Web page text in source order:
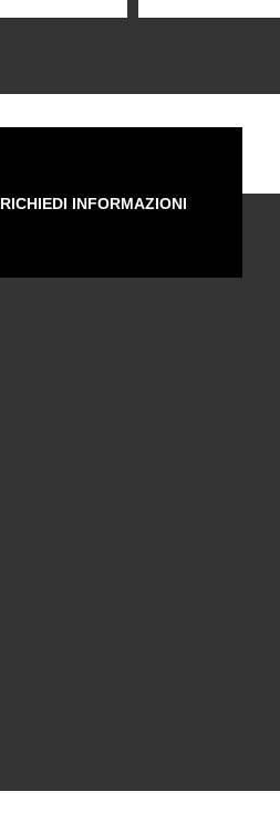
RICHIEDI INFORMAZIONI